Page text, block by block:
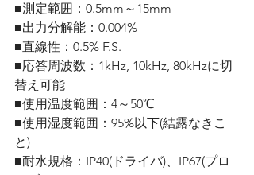
■測定範囲：0.5mm～15mm
■出力分解能：0.004%
■直線性：0.5% F.S.
■応答周波数：1kHz, 10kHz, 80kHzに切
替え可能
■使用温度範囲：4～50℃
■使用湿度範囲：95%以下(結露なきこ
と)
■耐水規格：IP40(ドライバ)、IP67(プロ